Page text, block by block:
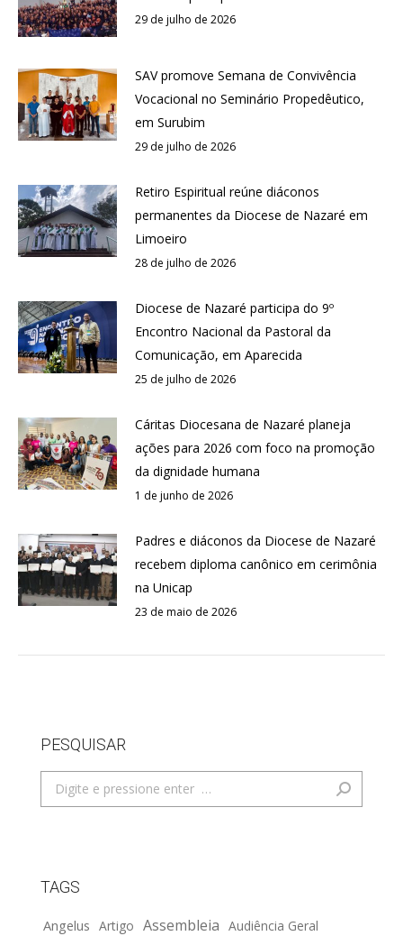
29 de julho de 2026
SAV promove Semana de Convivência
Vocacional no Seminário Propedêutico,
em Surubim
29 de julho de 2026
Retiro Espiritual reúne diáconos
permanentes da Diocese de Nazaré em
Limoeiro
28 de julho de 2026
Diocese de Nazaré participa do 9º
Encontro Nacional da Pastoral da
Comunicação, em Aparecida
25 de julho de 2026
Cáritas Diocesana de Nazaré planeja
ações para 2026 com foco na promoção
da dignidade humana
1 de junho de 2026
Padres e diáconos da Diocese de Nazaré
recebem diploma canônico em cerimônia
na Unicap
23 de maio de 2026
PESQUISAR
Search:
TAGS
Angelus Artigo Assembleia Audiência Geral